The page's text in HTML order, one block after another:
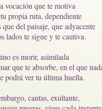
vocación que te motiva
propia ruta, dependiente
que del paisaje, que adyacente
lados te sigue y te cautiva.
es morir, asimilada
que te absorbe, en el que
podrá ver tu última huella.
cantas, exultante,